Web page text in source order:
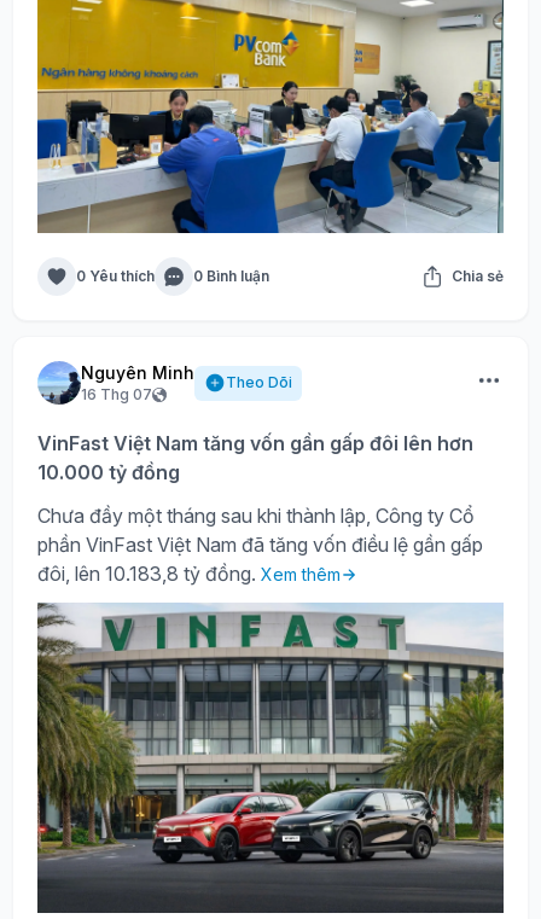
0 Yêu thích 0 Bình luận Chia sẻ
Nguyên Minh
16 Thg 07
Theo Dõi
VinFast Việt Nam tăng vốn gần gấp đôi lên hơn
10.000 tỷ đồng
Chưa đầy một tháng sau khi thành lập, Công ty Cổ
phần VinFast Việt Nam đã tăng vốn điều lệ gần gấp
đôi, lên 10.183,8 tỷ đồng. Xem thêm